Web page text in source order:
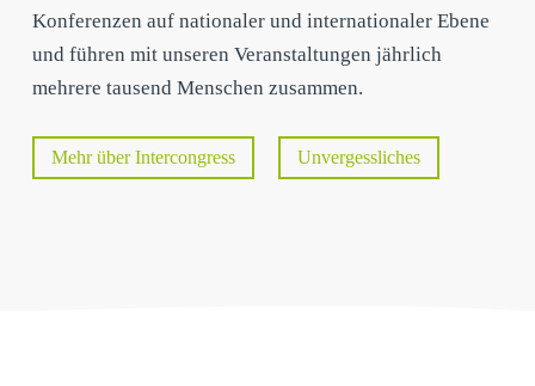
Konferenzen auf nationaler und internationaler Ebene
und führen mit unseren Veranstaltungen jährlich
mehrere tausend Menschen zusammen.
Mehr über Intercongress Unvergessliches